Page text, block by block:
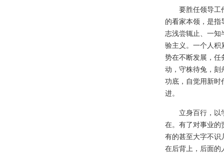
要胜任领导工
的看家本领，是指
志浅尝辄止、一知
验主义。一个人积
势在不断发展，任
动，守株待兔，刻
功底，自觉用新时
进。
立身百行，以
在。有了对事业的
有的甚至大字不识
在后背上，后面的